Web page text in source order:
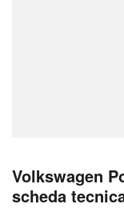
Volkswagen
scheda